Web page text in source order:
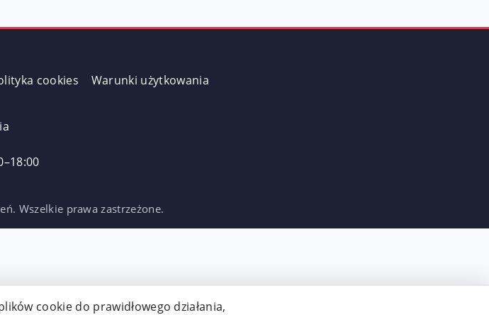
cookies Warunki użytkowania
Wszelkie prawa zastrzeżone.
cookie do prawidłowego działania,
(wymagane)
zbędneZapisz i akceptuj